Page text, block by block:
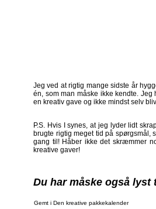
Jeg ved at rigtig mange sidste år
én, som man måske ikke kendte.
en kreativ gave og ikke mindst selv
P.S. Hvis I synes, at jeg lyder lidt
brugte rigtig meget tid på spørgsmål,
gang til! Håber ikke det skræmmer
kreative gaver!
Du har måske også
Gemt i Den kreative pakkekalender